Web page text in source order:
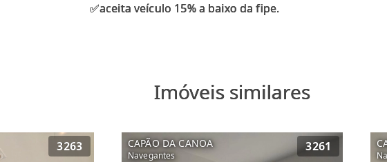
Imóveis similares
3263 CAPÃO DA CANOA
Navegantes
3261